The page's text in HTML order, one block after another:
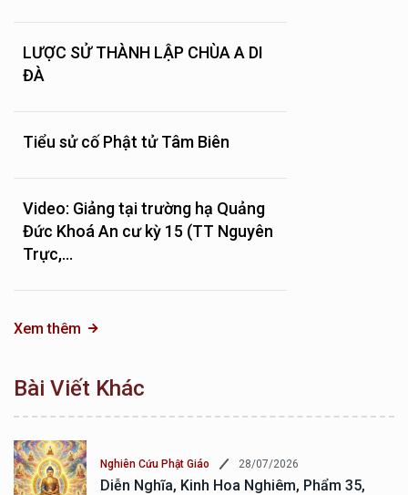
LƯỢC SỬ THÀNH LẬP CHÙA A DI
ĐÀ
Tiểu sử cố Phật tử Tâm Biên
Video: Giảng tại trường hạ Quảng
Đức Khoá An cư kỳ 15 (TT Nguyên
Trực,...
Xem thêm
Bài Viết Khác
Nghiên Cứu Phật Giáo 28/07/2026
Diễn Nghĩa, Kinh Hoa Nghiêm, Phẩm 35,